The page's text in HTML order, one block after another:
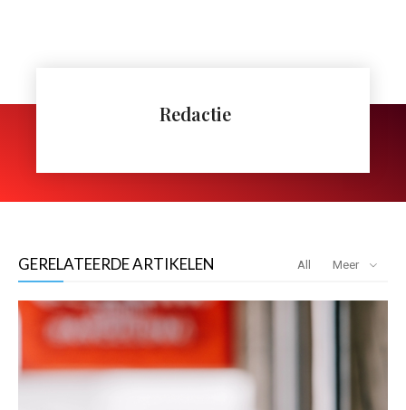
Redactie
GERELATEERDE ARTIKELEN All Meer